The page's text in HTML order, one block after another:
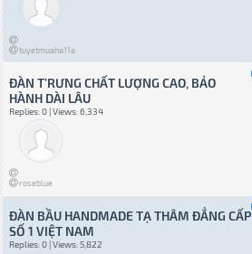
tuyetmuaha11a
ĐÀN T’RƯNG CHẤT LƯỢNG CAO, BẢO
HÀNH DÀI LÂU
Replies: 0 | Views: 6,334
roseblue
ĐÀN BẦU HANDMADE TẠ THÂM ĐẲNG CẤP
SỐ 1 VIỆT NAM
Replies: 0 | Views: 5,822